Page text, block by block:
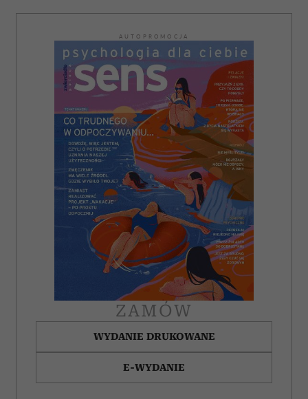
AUTOPROMOCJA
ZAMÓW
WYDANIE DRUKOWANE
E-WYDANIE